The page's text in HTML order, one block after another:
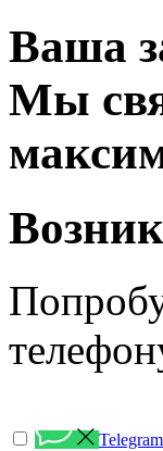
Ваша
Мы
Telegram